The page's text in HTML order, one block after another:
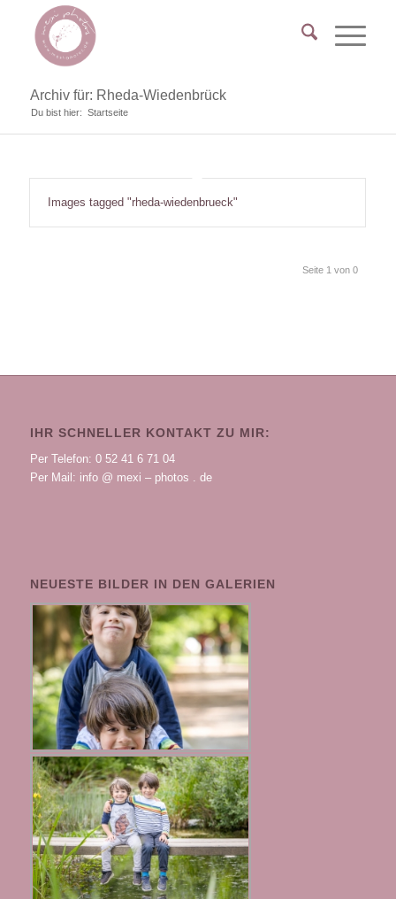
Archiv für: Rheda-Wiedenbrück
Du bist hier: Startseite
Images tagged "rheda-wiedenbrueck"
Seite 1 von 0
IHR SCHNELLER KONTAKT ZU MIR:
Per Telefon: 0 52 41 6 71 04
Per Mail: info @ mexi – photos . de
NEUESTE BILDER IN DEN GALERIEN